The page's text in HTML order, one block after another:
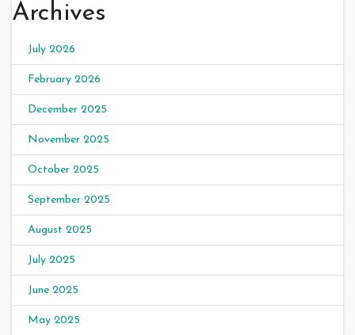
Archives
July 2026
February 2026
December 2025
November 2025
October 2025
September 2025
August 2025
July 2025
June 2025
May 2025